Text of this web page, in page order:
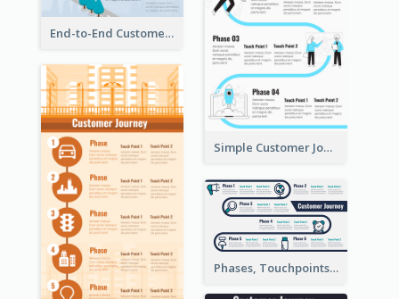
End-to-End Customer Journey Map Template
Simple Customer Journey Map Template
Phases, Touchpoints in Customer Journey Map